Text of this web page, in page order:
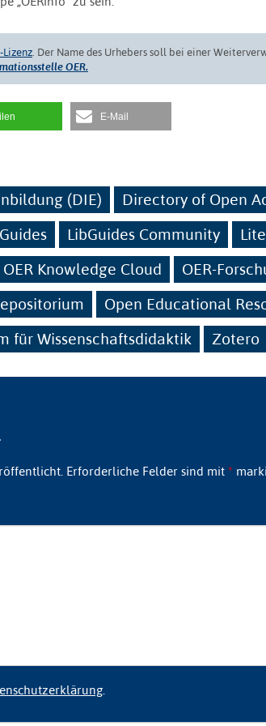
Lizenz. Der Name des Urhebers soll bei einer
OER.
E-Mail
(DIE)
Directory of Open
LibGuides Community
OER Knowledge Cloud
OER-
Open Educational
für Wissenschaftsdidaktik Zotero
Erforderliche Felder sind mit *